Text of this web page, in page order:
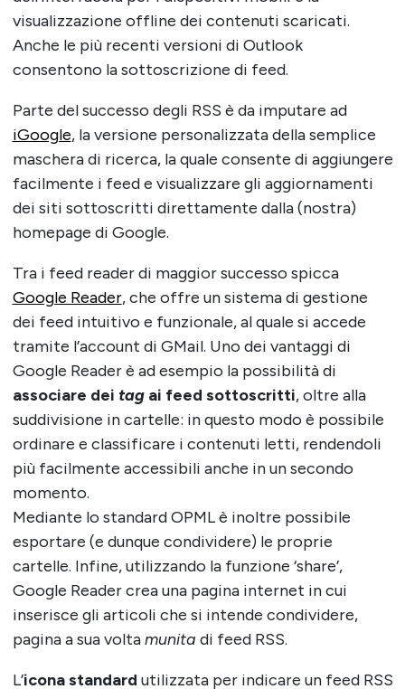
visualizzazione offline dei contenuti scaricati.
Anche le più recenti versioni di Outlook
consentono la sottoscrizione di feed.
Parte del successo degli RSS è da imputare ad
iGoogle, la versione personalizzata della semplice
maschera di ricerca, la quale consente di aggiungere
facilmente i feed e visualizzare gli aggiornamenti
dei siti sottoscritti direttamente dalla (nostra)
homepage di Google.
Tra i feed reader di maggior successo spicca
Google Reader, che offre un sistema di gestione
dei feed intuitivo e funzionale, al quale si accede
tramite l’account di GMail. Uno dei vantaggi di
Google Reader è ad esempio la possibilità di
associare dei tagai feed sottoscritti, oltre alla
suddivisione in cartelle: in questo modo è possibile
ordinare e classificare i contenuti letti, rendendoli
più facilmente accessibili anche in un secondo
momento.
Mediante lo standard OPML è inoltre possibile
esportare (e dunque condividere) le proprie
cartelle. Infine, utilizzando la funzione ‘share’,
Google Reader crea una pagina internet in cui
inserisce gli articoli che si intende condividere,
pagina a sua voltamunita di feed RSS.
L’icona standard utilizzata per indicare un feed RSS